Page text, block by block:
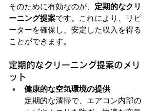
そのために有効なのが、 定期的なクリ
ーニング提案です。これにより、リピ
ーターを確保し、安定した収入を得る
ことができます。
定期的なクリーニング提案のメリ
ット
健康的な空気環境の提供
定期的な清掃で、エアコン内部の